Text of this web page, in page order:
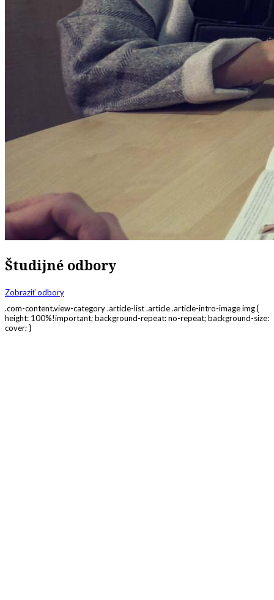
Študijné odbory
Zobraziť odbory
.com-content.view-category .article-list .article .article-intro-image img {
height: 100%!important; background-repeat: no-repeat; background-size:
cover; }